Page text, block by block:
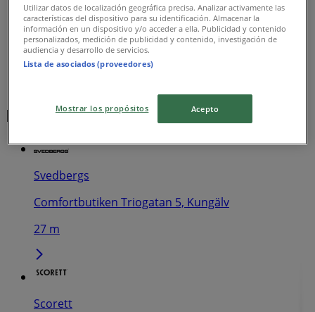
Närmaste butiker
Svedbergs
Comfortbutiken Triogatan 5, Kungälv
27 m
Scorett
Utilizar datos de localización geográfica precisa. Analizar activamente las
características del dispositivo para su identificación. Almacenar la
información en un dispositivo y/o acceder a ella. Publicidad y contenido
personalizados, medición de publicidad y contenido, investigación de
audiencia y desarrollo de servicios.
Lista de asociados (proveedores)
Mostrar los propósitos Acepto